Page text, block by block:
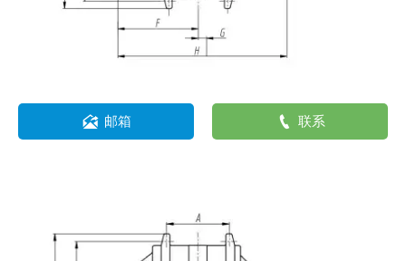
 邮箱  联系